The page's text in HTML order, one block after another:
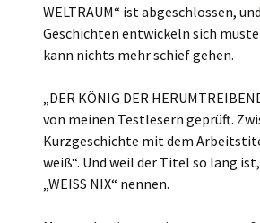
WELTRAUM“ ist abgeschlossen,
Geschichten entwickeln sich
kann nichts mehr schief gehen.
„DER KÖNIG DER
von meinen Testlesern geprüft.
Kurzgeschichte mit dem
weiß“. Und weil der Titel so lang
„WEISS NIX“ nennen.